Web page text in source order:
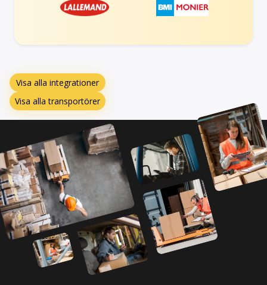
Visa alla integrationer
Visa alla transportörer